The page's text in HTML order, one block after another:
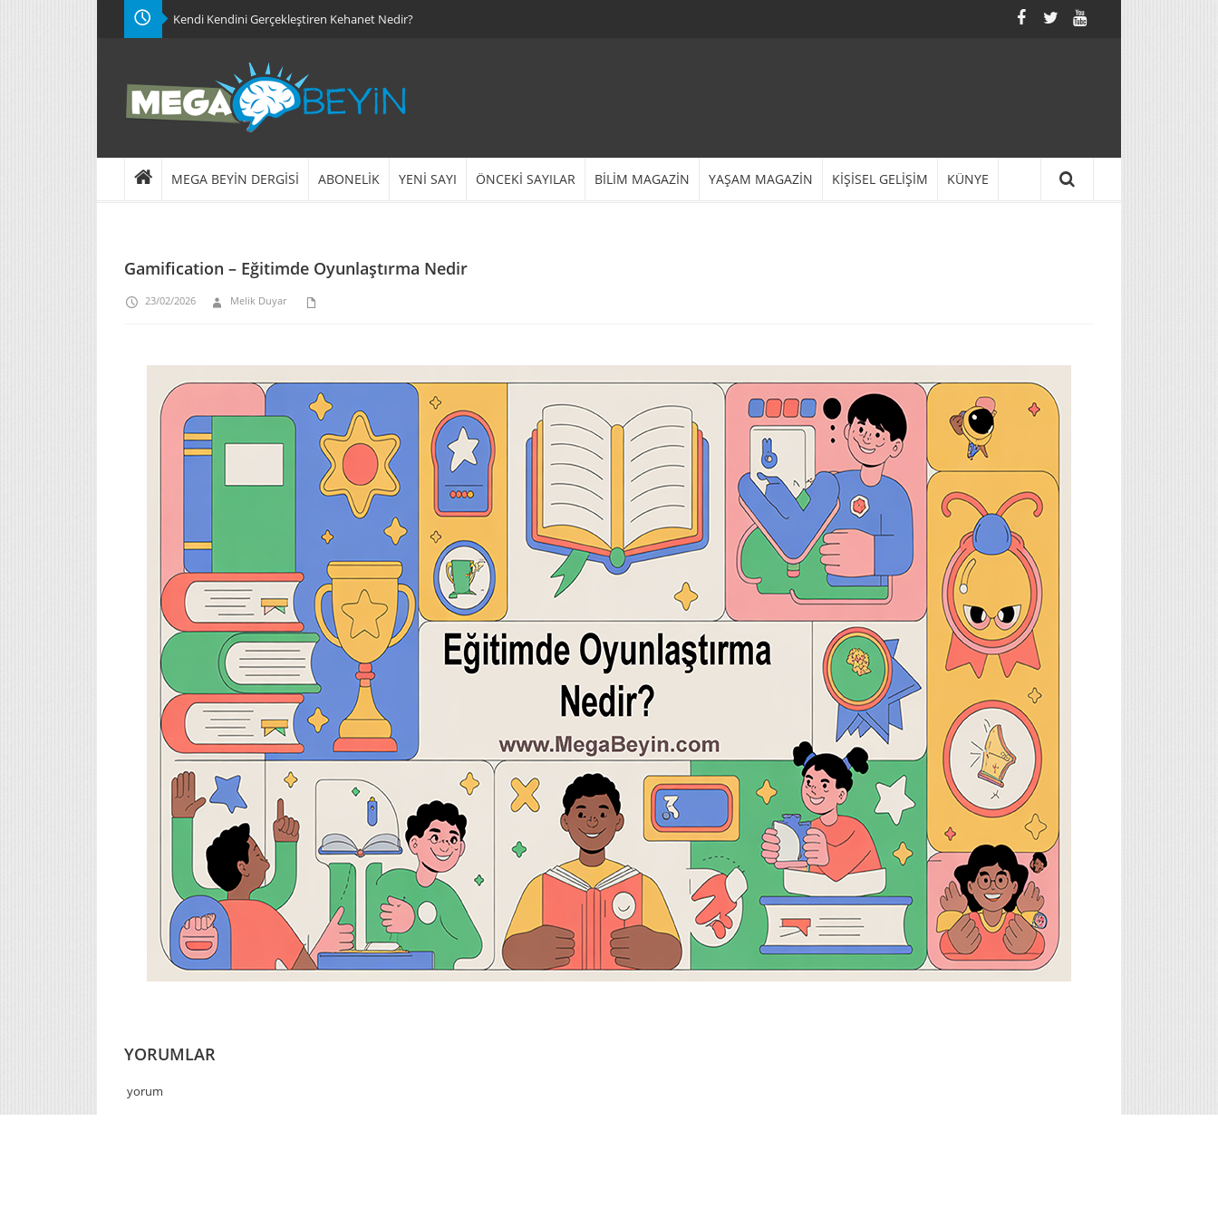
Kendi Kendini Gerçekleştiren Kehanet Nedir?
MEGA BEYİN DERGİSİ ABONELİK YENİ SAYI ÖNCEKİ SAYILAR BİLİM MAGAZİN YAŞAM MAGAZİN KİŞİSEL GELİŞİM KÜNYE
Gamification – Eğitimde Oyunlaştırma Nedir
23/02/2026 Melik Duyar
YORUMLAR
yorum